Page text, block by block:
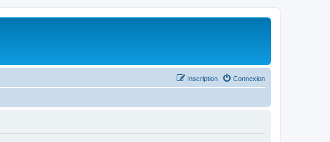
Connexion
Inscription